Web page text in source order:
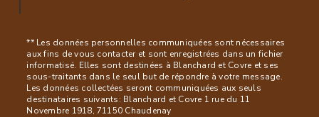
** Les données personnelles communiquées sont nécessaires
aux fins de vous contacter et sont enregistrées dans un fichier
informatisé. Elles sont destinées à Blanchard et Covre et ses
sous-traitants dans le seul but de répondre à votre message.
Les données collectées seront communiquées aux seuls
destinataires suivants: Blanchard et Covre 1 rue du 11
Novembre 1918, 71150 Chaudenay